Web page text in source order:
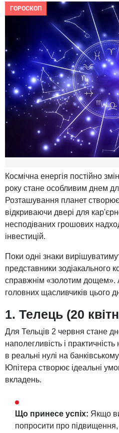
ГОРОСКОП
Космічна енергія постійно
року стане особливим днем
Розташування планет створює
відкриваючи двері для
несподіваних грошових
інвестицій.
Поки одні знаки
представники зодіакального
справжнім «золотим дощем».
головних щасливчиків цього
1. Телець (20
Для Тельців 2 червня стане
наполегливість і
в реальні нулі на
Юпітера створює ідеальні
вкладень.
Що принесе успіх: Якщо
попросити про